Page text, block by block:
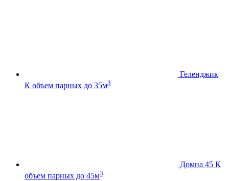
Геленджик
К объем парных до 35м3
Домна 45 К
объем парных до 45м3